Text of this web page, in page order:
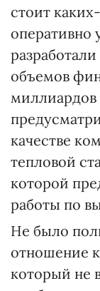
стоит
оперативно
объемов
качестве
тепловой
которой
работы по
Не было
отношение
который не